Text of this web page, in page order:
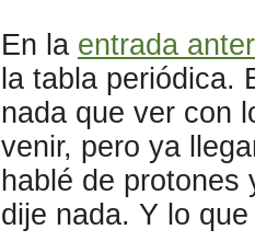
En la entrada
la tabla periódica.
nada que ver con
venir, pero ya
hablé de protones
dije nada. Y lo